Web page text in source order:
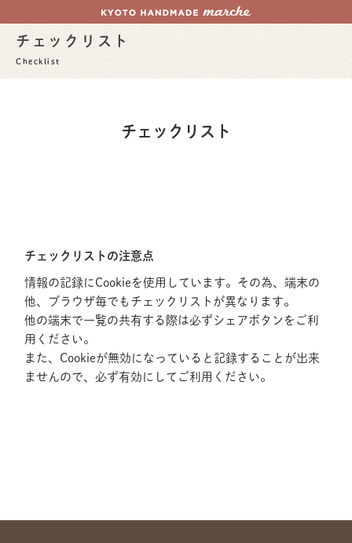
チェックリスト
Checklist
チェックリスト
チェックリストの注意点
情報の記録にCookieを使用しています。その為、端末の
他、ブラウザ毎でもチェックリストが異なります。
他の端末で一覧の共有する際は必ずシェアボタンをご利
用ください。
また、Cookieが無効になっていると記録することが出来
ませんので、必ず有効にしてご利用ください。